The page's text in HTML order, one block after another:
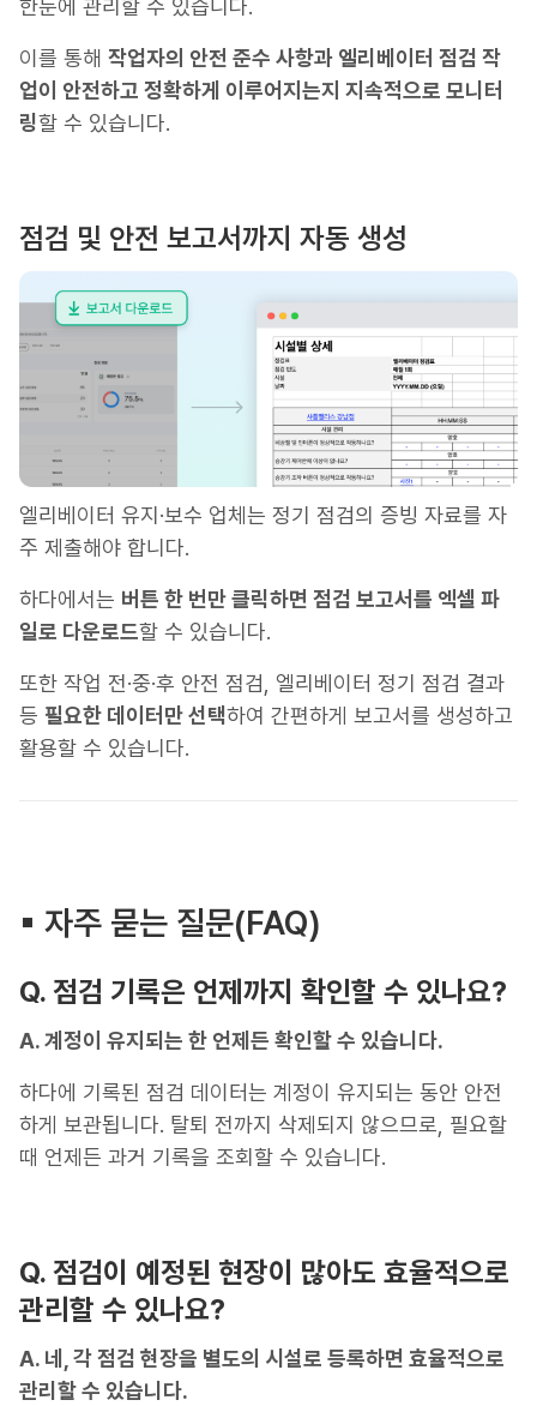
한눈에 관리할 수 있습니다.
이를 통해 작업자의 안전 준수 사항과 엘리베이터 점검 작
업이 안전하고 정확하게 이루어지는지 지속적으로 모니터
링할 수 있습니다.
점검 및 안전 보고서까지 자동 생성
엘리베이터 유지·보수 업체는 정기 점검의 증빙 자료를 자
주 제출해야 합니다.
하다에서는 버튼 한 번만 클릭하면 점검 보고서를 엑셀 파
일로 다운로드할 수 있습니다.
또한 작업 전·중·후 안전 점검, 엘리베이터 정기 점검 결과
등 필요한 데이터만 선택하여 간편하게 보고서를 생성하고
활용할 수 있습니다.
▪︎ 자주 묻는 질문(FAQ)
Q. 점검 기록은 언제까지 확인할 수 있나요?
A. 계정이 유지되는 한 언제든 확인할 수 있습니다.
하다에 기록된 점검 데이터는 계정이 유지되는 동안 안전
하게 보관됩니다. 탈퇴 전까지 삭제되지 않으므로, 필요할
때 언제든 과거 기록을 조회할 수 있습니다.
Q. 점검이 예정된 현장이 많아도 효율적으로
관리할 수 있나요?
A. 네, 각 점검 현장을 별도의 시설로 등록하면 효율적으로
관리할 수 있습니다.